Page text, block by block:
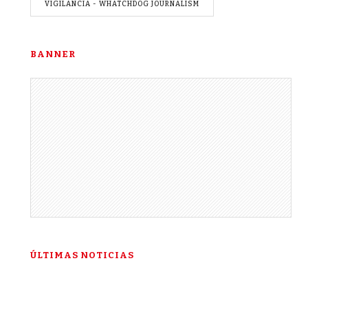
VIGILANCIA - WHATCHDOG JOURNALISM
BANNER
ÚLTIMAS NOTICIAS